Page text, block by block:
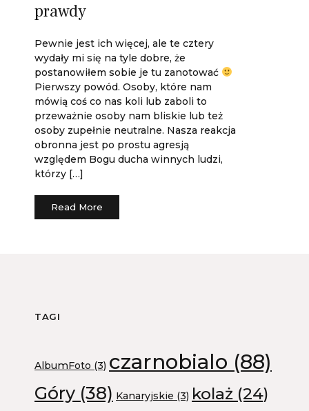
prawdy
Pewnie jest ich więcej, ale te cztery
wydały mi się na tyle dobre, że
postanowiłem sobie je tu zanotować
Pierwszy powód. Osoby, które nam
mówią coś co nas koli lub zaboli to
przeważnie osoby nam bliskie lub też
osoby zupełnie neutralne. Nasza reakcja
obronna jest po prostu agresją
względem Bogu ducha winnych ludzi,
którzy […]
Read More
TAGI
AlbumFoto (3) czarnobialo (88)
Góry (38) Kanaryjskie (3) kolaż (24)